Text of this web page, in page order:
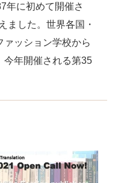
年に初めて開催さ
ました。世界各国・
ッション学校から
今年開催される第35